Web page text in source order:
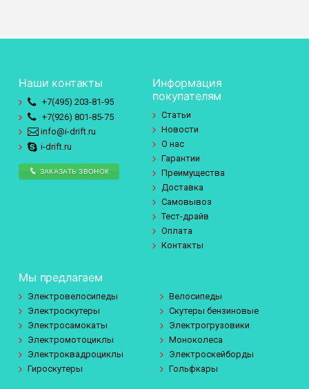
Наши контакты
+7(495) 203-81-95
+7(926) 801-85-75
info@i-drift.ru
i-drift.ru
ЗАКАЗАТЬ ЗВОНОК
Информация
покупателям
Статьи
Новости
О нас
Гарантии
Преимущества
Доставка
Самовывоз
Тест-драйв
Оплата
Контакты
Мы предлагаем
Электровелосипеды
Велосипеды
Электроскутеры
Скутеры бензиновые
Электросамокаты
Электрогрузовики
Электромотоциклы
Моноколеса
Электроквадроциклы
Электроскейборды
Гироскутеры
Гольфкары